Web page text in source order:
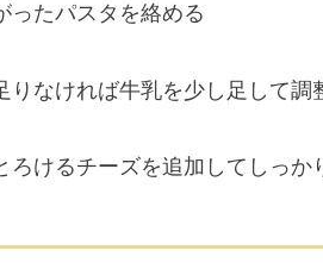
ったパスタを絡める
りなければ牛乳を少し足して調
ろけるチーズを追加してしっか